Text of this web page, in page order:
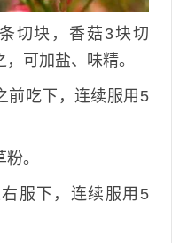
切块，香菇3块切
可加盐、味精。
前吃下，连续服用5
。
服下，连续服用5